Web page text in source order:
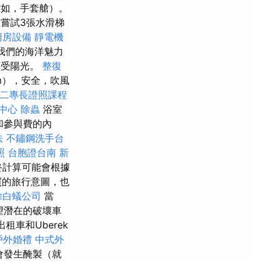
，手套艙）。
試3張水滑梯
房設備 靜電機
們的海洋魅力
陽光。 整復
，安全，吹風
專長證照課程
心 除蟲 浴室
參與費的內
不鏽鋼洗手台
台胞證台南 新
算可能會根據
旅行意圖，也
蟻公司 當
潛在的破壞車
租車和Uberek
外婚禮 中式外
發生醃製（就